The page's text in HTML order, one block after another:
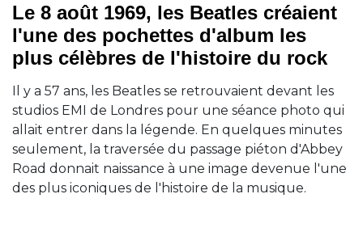
Le 8 août 1969, les Beatles créaient
l'une des pochettes d'album les
plus célèbres de l'histoire du rock
Il y a 57 ans, les Beatles se retrouvaient devant les
studios EMI de Londres pour une séance photo qui
allait entrer dans la légende. En quelques minutes
seulement, la traversée du passage piéton d'Abbey
Road donnait naissance à une image devenue l'une
des plus iconiques de l'histoire de la musique.